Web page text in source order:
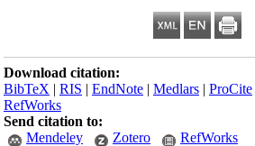
Download citation:
BibTeX |RIS |EndNote |Medlars |
RefWorks
Send citation to:
Mendeley
Zotero RefWorks